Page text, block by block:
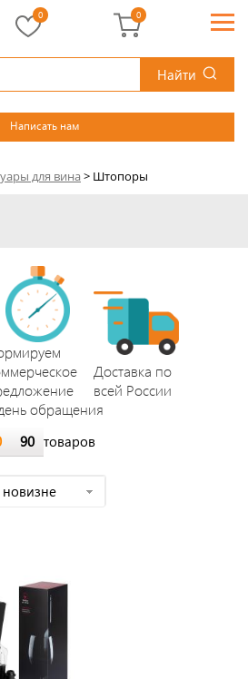
Найти
Написать нам
0 0
для вина> Штопоры
обращения
Доставка по
всей России
90 товаров